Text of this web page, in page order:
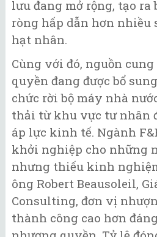
lưu đang mở rộng, tạo
ròng hấp dẫn hơn nhiều
hạt nhân.
Cùng với đó, nguồn
quyền đang được bổ
chức rời bộ máy nhà
thải từ khu vực tư nhân
áp lực kinh tế. Ngành
khởi nghiệp cho những
nhưng thiếu kinh
ông Robert Beausoleil,
Consulting, đơn vị
thành công cao hơn